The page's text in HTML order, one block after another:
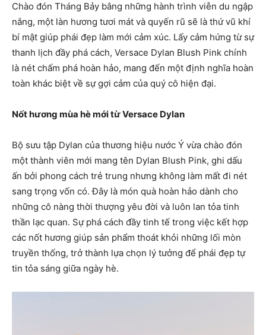
Chào đón Tháng Bảy bằng những hành trình viễn du ngập
nắng, một làn hương tươi mát và quyến rũ sẽ là thứ vũ khí
bí mật giúp phái đẹp làm mới cảm xúc. Lấy cảm hứng từ sự
thanh lịch đầy phá cách, Versace Dylan Blush Pink chính
là nét chấm phá hoàn hảo, mang đến một định nghĩa hoàn
toàn khác biệt về sự gợi cảm của quý cô hiện đại.
Nốt hương mùa hè mới từ Versace Dylan
Bộ sưu tập Dylan của thương hiệu nước Ý vừa chào đón
một thành viên mới mang tên Dylan Blush Pink, ghi dấu
ấn bởi phong cách trẻ trung nhưng không làm mất đi nét
sang trọng vốn có. Đây là món quà hoàn hảo dành cho
những cô nàng thời thượng yêu đời và luôn lan tỏa tinh
thần lạc quan. Sự phá cách đầy tinh tế trong việc kết hợp
các nốt hương giúp sản phẩm thoát khỏi những lối mòn
truyền thống, trở thành lựa chọn lý tưởng để phái đẹp tự
tin tỏa sáng giữa ngày hè.